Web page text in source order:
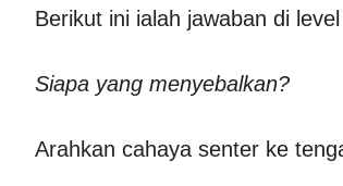
Berikut ini ialah jawaban di
Siapa yang menyebalkan?
Arahkan cahaya senter ke